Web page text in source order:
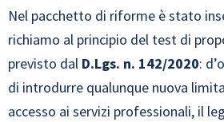
Nel pacchetto di riforme è stato
richiamo al principio del test di
previsto dal D.Lgs. n. 142/2020:
di introdurre qualunque nuova
accesso ai servizi professionali, il